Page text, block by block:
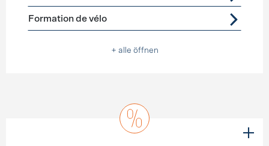
Formation de vélo
+ alle öffnen